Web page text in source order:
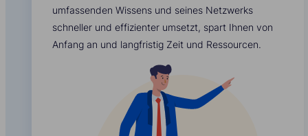
umfassenden Wissens und seines Netzwerks
schneller und effizienter umsetzt, spart Ihnen von
Anfang an und langfristig Zeit und Ressourcen.